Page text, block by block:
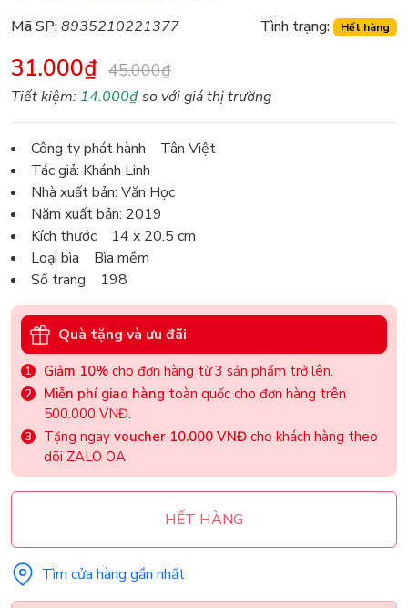
Mã SP:8935210221377 Tình trạng: Hết hàng
31.000₫ 45.000₫
Tiết kiệm: 14.000₫so với giá thị trường
Công ty phát hành Tân Việt
Tác giả: Khánh Linh
Nhà xuất bản: Văn Học
Năm xuất bản: 2019
Kích thước 14 x 20.5 cm
Loại bìa Bìa mềm
Số trang 198
Quà tặng và ưu đãi
Giảm 10% cho đơn hàng từ 3 sản phẩm trở lên.
Miễn phí giao hàng toàn quốc cho đơn hàng trên
500.000 VNĐ.
Tặng ngay voucher 10.000 VNĐ cho khách hàng theo
dõi ZALO OA.
HẾT HÀNG
Tìm cửa hàng gần nhất